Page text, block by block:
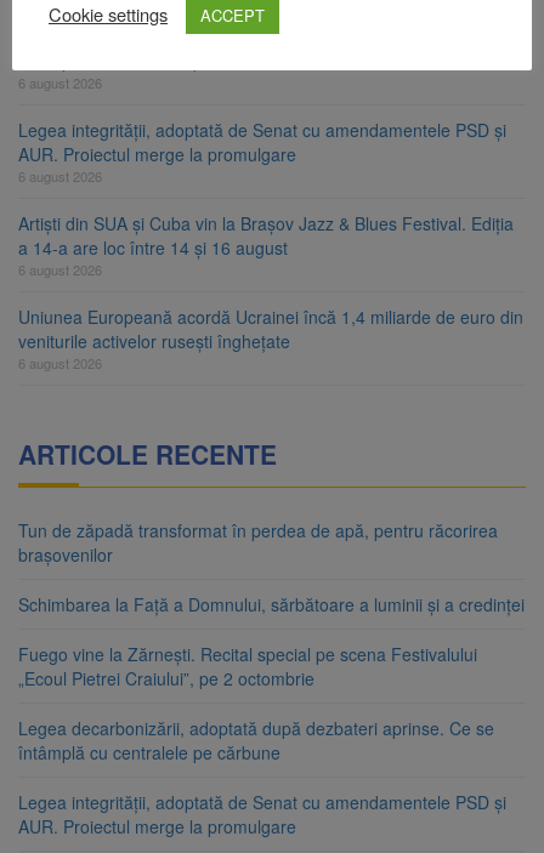
Legea decarbonizării, adoptată după dezbateri aprinse. Ce se
6 august 2026
Legea integrității, adoptată de Senat cu amendamentele PSD și
AUR. Proiectul merge la promulgare
6 august 2026
Artiști din SUA și Cuba vin la Brașov Jazz & Blues Festival. Ediția
a 14-a are loc între 14 și 16 august
6 august 2026
Uniunea Europeană acordă Ucrainei încă 1,4 miliarde de euro din
veniturile activelor rusești înghețate
6 august 2026
ARTICOLE RECENTE
Tun de zăpadă transformat în perdea de apă, pentru răcorirea
brașovenilor
Schimbarea la Față a Domnului, sărbătoare a luminii și a credinței
Fuego vine la Zărnești. Recital special pe scena Festivalului
„Ecoul Pietrei Craiului”, pe 2 octombrie
Legea decarbonizării, adoptată după dezbateri aprinse. Ce se
întâmplă cu centralele pe cărbune
Legea integrității, adoptată de Senat cu amendamentele PSD și
AUR. Proiectul merge la promulgare
Cookie settings
ACCEPT